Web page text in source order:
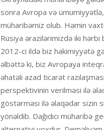
sonra Avropa və
müharibəmiz olub. Həmin
Rusiya ərazilərimizdə iki hərbi
2012-ci ildə biz hakimiyyətə
əlbəttə ki, biz Avropaya
əhatəli azad ticarət
perspektivinin verilməsi ilə
göstərməsi ilə əlaqədar sizin
yönəldib. Dağıdıcı müharibə